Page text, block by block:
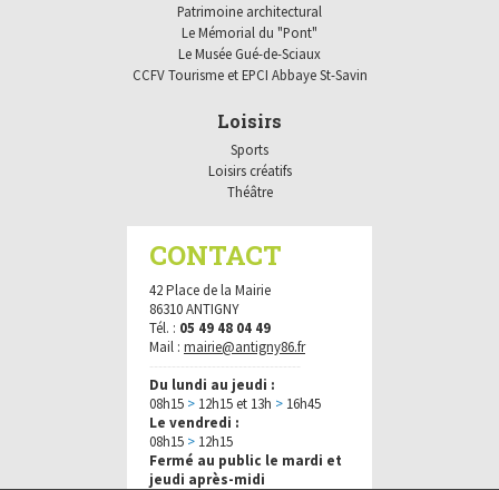
Patrimoine architectural
Le Mémorial du "Pont"
Le Musée Gué-de-Sciaux
CCFV Tourisme et EPCI Abbaye St-Savin
Loisirs
Sports
Loisirs créatifs
Théâtre
CONTACT
42 Place de la Mairie
86310 ANTIGNY
Tél. : 05 49 48 04 49
Mail : mairie@antigny86.fr
Du lundi au jeudi :
08h15 > 12h15 et 13h > 16h45
Le vendredi :
08h15 > 12h15
Fermé au public le mardi et
jeudi après-midi